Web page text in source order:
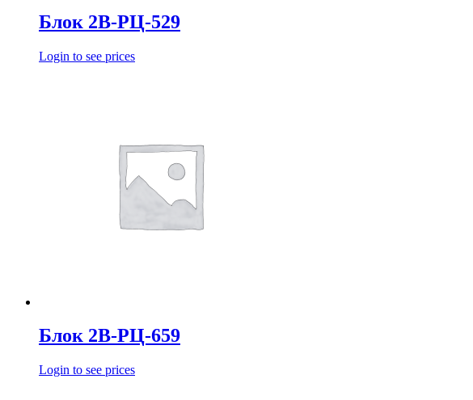
Блок 2В-РЦ-529
Login to see prices
Блок 2В-РЦ-659
Login to see prices